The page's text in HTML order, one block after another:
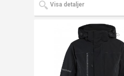
Visa detaljer